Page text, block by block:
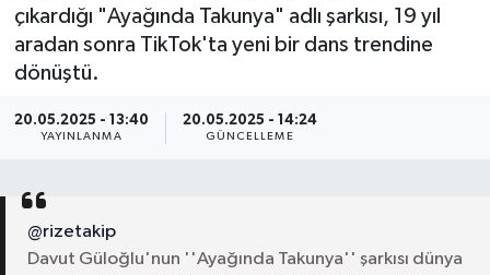
çıkardığı "Ayağında Takunya" adlı şarkısı, 19 yıl
aradan sonra TikTok'ta yeni bir dans trendine
dönüştü.
20.05.2025 - 13:40
YAYINLANMA
20.05.2025 - 14:24
GÜNCELLEME
@rizetakip
Davut Güloğlu'nun ''Ayağında Takunya'' şarkısı dünya
Sağlık
Son Dakika Haberleri
Haber Arşivi